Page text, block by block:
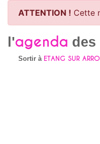
ATTENTION ! Cette
l'agenda des
Sortir à ETANG SUR